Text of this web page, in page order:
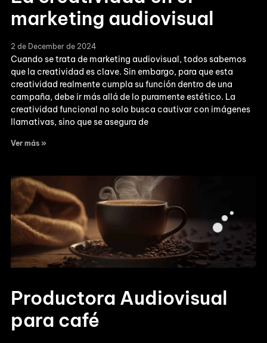
marketing audiovisual
2 de December de 2024
Cuando se trata de marketing audiovisual, todos sabemos
que la creatividad es clave. Sin embargo, para que esta
creatividad realmente cumpla su función dentro de una
campaña, debe ir más allá de lo puramente estético. La
creatividad funcional no solo busca cautivar con imágenes
llamativas, sino que se asegura de
Ver más »
Productora Audiovisual
para café